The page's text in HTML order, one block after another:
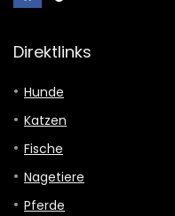
Direktlinks
Hunde
Katzen
Fische
Nagetiere
Pferde